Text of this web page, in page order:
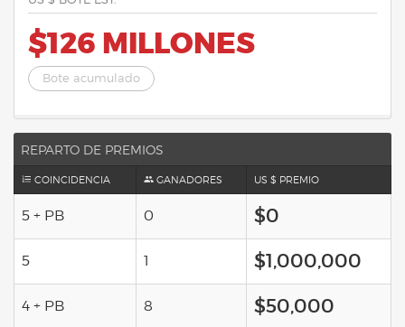
$126 MILLONES
Bote acumulado
REPARTO DE PREMIOS
COINCIDENCIA GANADORES US $ PREMIO
5 + PB 0 $0
5 1 $1,000,000
4 + PB 8 $50,000